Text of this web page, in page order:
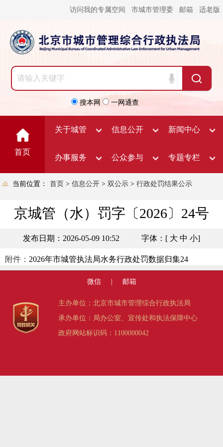
访问我的专属空间 市城市管理委 邮箱 适老版
搜本网 一网通查
首页
关于城管 信息公开 新闻中心
办事服务 公众参与 专题专栏
当前位置： 首页 > 信息公开 > 双公示 > 行政处罚结果公示
京城管（水）罚字〔2026〕24号
发布日期：2026-05-09 10:52 字体：[ 大 中 小]
附件： 2026年市城管执法局水务行政处罚数据归集24
微信 邮箱
主办单位：北京市城市管理综合行政执法局
承办单位：局办公室、宣传处和执法保障中心
政府网站标识码：1100000042